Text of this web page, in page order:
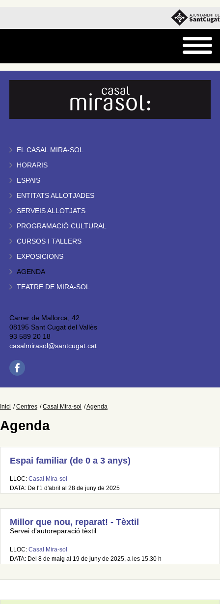
EL CASAL MIRA-SOL
HORARIS
ESPAIS
ENTITATS ALLOTJADES
SERVEIS ALLOTJATS
PROGRAMACIÓ CULTURAL
CURSOS I TALLERS
EXPOSICIONS
AGENDA
TEATRE DE MIRA-SOL
Carrer de Mallorca, 42
08195 Sant Cugat del Vallès
93 589 20 18
casalmirasol@santcugat.cat
Inici Centres Casal Mira-sol Agenda
Agenda
Espai familiar (de 0 a 3 anys)
LLOC: Casal Mira-sol
DATA: De l'1 d'abril al 28 de juny de 2025
Millor que nou, reparat! - Tèxtil
Servei d'autoreparació tèxtil
LLOC: Casal Mira-sol
DATA: Del 8 de maig al 19 de juny de 2025, a les 15.30 h